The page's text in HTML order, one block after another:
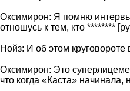
Оксимирон: Я помню
отношусь к тем, кто ********
Нойз: И об этом круговороте
Оксимирон: Это
что когда «Каста»